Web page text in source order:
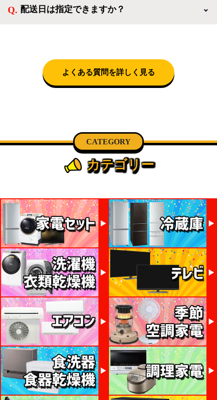
神奈川・千葉)において自社配送を選択いただくこと
配送日は指定できますか？
話にて日時決定に関するご連絡をさせて頂きます。
よくある質問を詳しく見る
CATEGORY
カテゴリー